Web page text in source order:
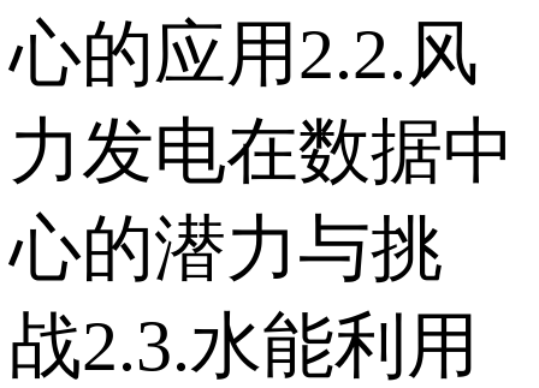
心的应用 2.2.风
力发电在数据中
心的潜力与挑
战 2.3.水能利用